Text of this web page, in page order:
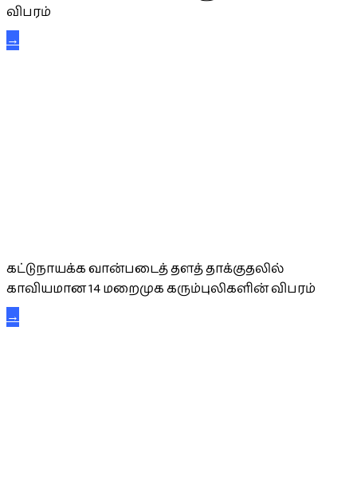
விபரம்
→
கட்டுநாயக்க வான்படைத் தளத் தாக்குதலில்
காவியமான 14 மறைமுக கரும்புலிகளின் விபரம்
→